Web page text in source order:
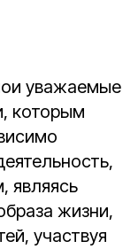
уважаемые
которым
являясь
жизни,
участвуя